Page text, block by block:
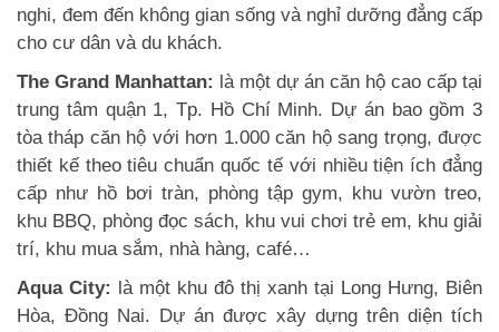
nghi, đem đến không gian sống và nghỉ dưỡng đẳng cấp
cho cư dân và du khách.
The Grand Manhattan: là một dự án căn hộ cao cấp tại
trung tâm quận 1, Tp. Hồ Chí Minh. Dự án bao gồm 3
tòa tháp căn hộ với hơn 1.000 căn hộ sang trọng, được
thiết kế theo tiêu chuẩn quốc tế với nhiều tiện ích đẳng
cấp như hồ bơi tràn, phòng tập gym, khu vườn treo,
khu BBQ, phòng đọc sách, khu vui chơi trẻ em, khu giải
trí, khu mua sắm, nhà hàng, café…
Aqua City: là một khu đô thị xanh tại Long Hưng, Biên
Hòa, Đồng Nai. Dự án được xây dựng trên diện tích